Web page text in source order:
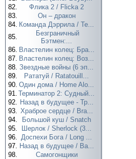
82.
Флика 2 / Flicka 2
83.
Он – дракон
84. Команда Дэррила / Te...
85.
Безграничный
Бэтмен:...
86. Властелин колец: Бра...
87. Властелин колец: Воз...
88. Звездные войны (6 эп...
89.
Рататуй / Ratatouill...
90. Один дома / Home Alo...
91. Терминатор 2: Судный...
92. Назад в будущее - Тр...
93. Храброе сердце / Bra...
94.
Большой куш / Snatch
95.
Шерлок / Sherlock (3...
96. Доспехи Бога / Long ...
97. Назад в будущее / Ba...
98.
Самогонщики